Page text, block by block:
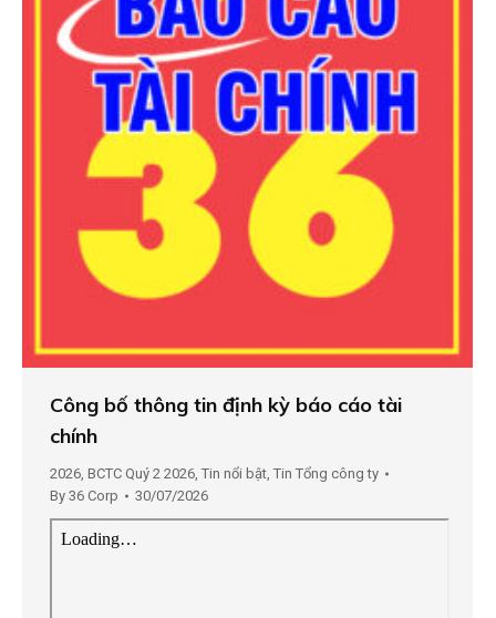
Công bố thông tin định kỳ báo cáo tài
chính
2026 BCTC Quý 2 2026 Tin nổi bật Tin Tổng công ty
By 36 Corp 30/07/2026